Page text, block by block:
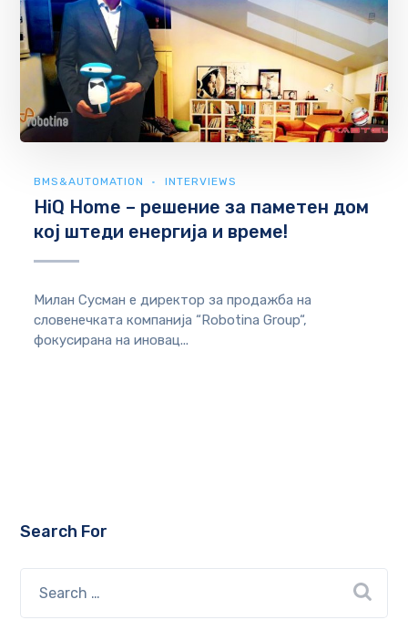
BMS&AUTOMATION INTERVIEWS
HiQ Home – решение за паметен дом
кој штеди енергија и време!
Милан Сусман е директор за продажба на
словенечката компанија “Robotina Group“,
фокусиранa на иновац...
Search For